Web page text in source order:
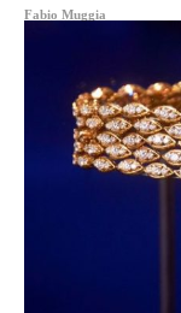
Fabio Muggia